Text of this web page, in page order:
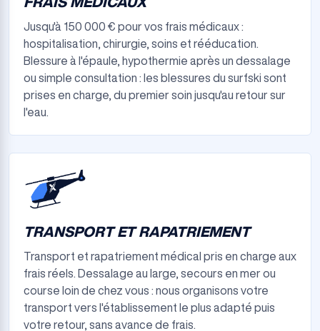
Jusqu'à 150 000 € pour vos frais médicaux :
hospitalisation, chirurgie, soins et rééducation.
Blessure à l'épaule, hypothermie après un dessalage
ou simple consultation : les blessures du surfski sont
prises en charge, du premier soin jusqu'au retour sur
l'eau.
TRANSPORT ET RAPATRIEMENT
Transport et rapatriement médical pris en charge aux
frais réels. Dessalage au large, secours en mer ou
course loin de chez vous : nous organisons votre
transport vers l'établissement le plus adapté puis
votre retour, sans avance de frais.